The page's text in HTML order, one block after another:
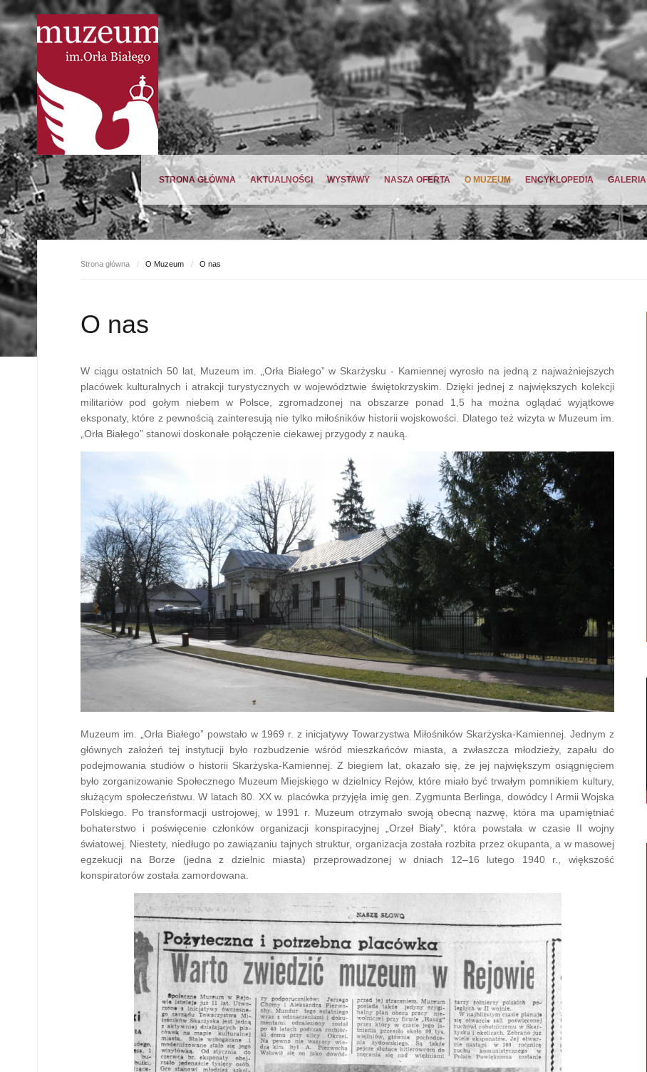
STRONA GŁÓWNA AKTUALNOŚCI WYSTAWY NASZA OFERTA
Oferta wiosna 2023
O MUZEUM ENCYKLOPEDIA GALERIA
Strona główna / O Muzeum / O nas
O nas
W ciągu ostatnich 50 lat, Muzeum im. „Orła Białego” w Skarżysku - Kamiennej wyrosło na jedną z najważniejszych
placówek kulturalnych i atrakcji turystycznych w województwie świętokrzyskim. Dzięki jednej z największych kolekcji
militariów pod gołym niebem w Polsce, zgromadzonej na obszarze ponad 1,5 ha można oglądać wyjątkowe
eksponaty, które z pewnością zainteresują nie tylko miłośników historii wojskowości. Dlatego też wizyta w Muzeum im.
„Orła Białego” stanowi doskonałe połączenie ciekawej przygody z nauką.
Muzeum im. „Orła Białego” powstało w 1969 r. z inicjatywy Towarzystwa Miłośników Skarżyska-Kamiennej. Jednym z
głównych założeń tej instytucji było rozbudzenie wśród mieszkańców miasta, a zwłaszcza młodzieży, zapału do
podejmowania studiów o historii Skarżyska-Kamiennej. Z biegiem lat, okazało się, że jej największym osiągnięciem
było zorganizowanie Społecznego Muzeum Miejskiego w dzielnicy Rejów, które miało być trwałym pomnikiem kultury,
służącym społeczeństwu. W latach 80. XX w. placówka przyjęła imię gen. Zygmunta Berlinga, dowódcy I Armii Wojska
Polskiego. Po transformacji ustrojowej, w 1991 r. Muzeum otrzymało swoją obecną nazwę, która ma upamiętniać
bohaterstwo i poświęcenie członków organizacji konspiracyjnej „Orzeł Biały”, która powstała w czasie II wojny
światowej. Niestety, niedługo po zawiązaniu tajnych struktur, organizacja została rozbita przez okupanta, a w masowej
egzekucji na Borze (jedna z dzielnic miasta) przeprowadzonej w dniach 12–16 lutego 1940 r., większość
konspiratorów została zamordowana.